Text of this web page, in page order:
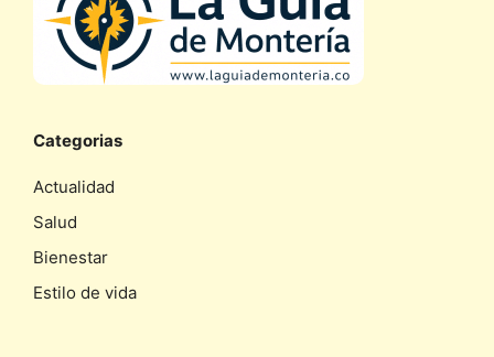
Categorias
Actualidad
Salud
Bienestar
Estilo de vida